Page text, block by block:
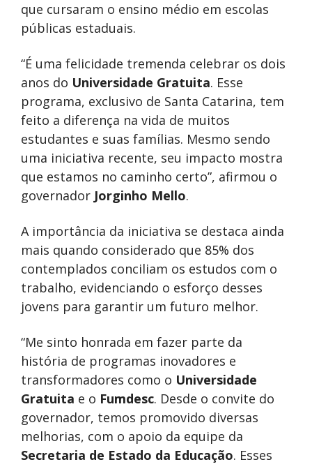
que cursaram o ensino médio em escolas
públicas estaduais.
“É uma felicidade tremenda celebrar os dois
anos do Universidade Gratuita. Esse
programa, exclusivo de Santa Catarina, tem
feito a diferença na vida de muitos
estudantes e suas famílias. Mesmo sendo
uma iniciativa recente, seu impacto mostra
que estamos no caminho certo”, afirmou o
governador Jorginho Mello.
A importância da iniciativa se destaca ainda
mais quando considerado que 85% dos
contemplados conciliam os estudos com o
trabalho, evidenciando o esforço desses
jovens para garantir um futuro melhor.
“Me sinto honrada em fazer parte da
história de programas inovadores e
transformadores como o Universidade
Gratuita e o Fumdesc. Desde o convite do
governador, temos promovido diversas
melhorias, com o apoio da equipe da
Secretaria de Estado da Educação. Esses